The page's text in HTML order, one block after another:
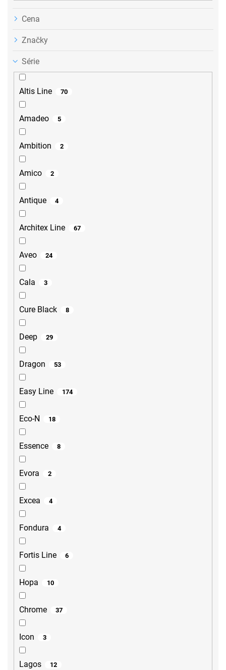
Cena
Značky
Série
Altis Line 70
Amadeo 5
Ambition 2
Amico 2
Antique 4
Architex Line 67
Aveo 24
Cala 3
Cure Black 8
Deep 29
Dragon 53
Easy Line 174
Eco-N 18
Essence 8
Evora 2
Excea 4
Fondura 4
Fortis Line 6
Hopa 10
Chrome 37
Icon 3
Lagos 12